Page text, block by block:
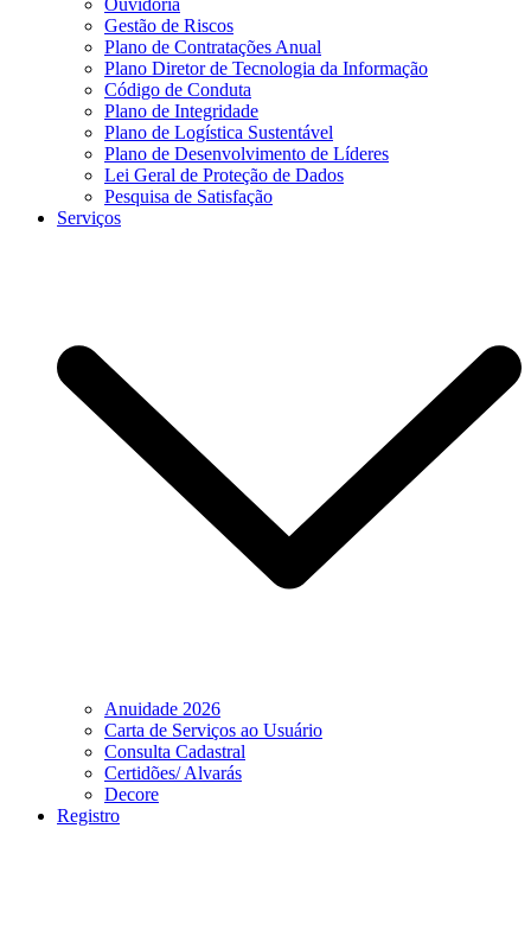
Ouvidoria
Gestão de Riscos
Plano de Contratações Anual
Plano Diretor de Tecnologia da Informação
Código de Conduta
Plano de Integridade
Plano de Logística Sustentável
Plano de Desenvolvimento de Líderes
Lei Geral de Proteção de Dados
Pesquisa de Satisfação
Serviços
Anuidade 2026
Carta de Serviços ao Usuário
Consulta Cadastral
Certidões/ Alvarás
Decore
Registro